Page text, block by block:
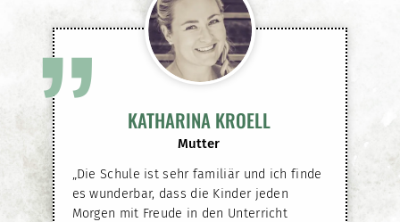
” KATHARINA KROELL
Mutter
„Die Schule ist sehr familiär und ich finde
es wunderbar, dass die Kinder jeden
Morgen mit Freude in den Unterricht